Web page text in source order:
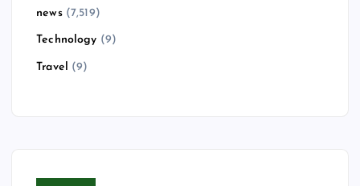
news(7,519)
Technology (9)
Travel (9)